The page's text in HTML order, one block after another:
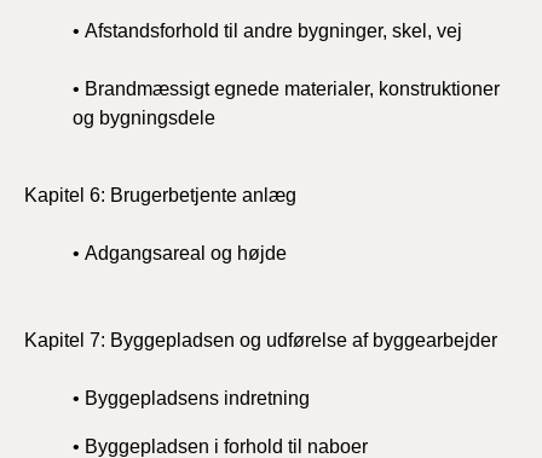
• Afstandsforhold til andre bygninger, skel, vej
• Brandmæssigt egnede materialer, konstruktioner
og bygningsdele
Kapitel 6: Brugerbetjente anlæg
• Adgangsareal og højde
Kapitel 7: Byggepladsen og udførelse af byggearbejder
• Byggepladsens indretning
• Byggepladsen i forhold til naboer